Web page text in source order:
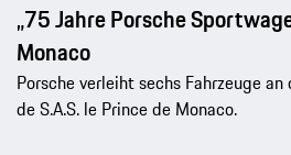
„75 Jahre Porsche
Monaco
Porsche verleiht sechs Fahrzeuge
de S.A.S. le Prince de Monaco.